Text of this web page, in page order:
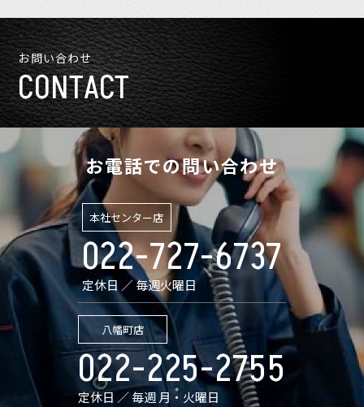
お問い合わせ
CONTACT
お電話での問い合わせ
本社センター店
022-727-6737
定休日 ／ 毎週火曜日
八幡町店
022-225-2755
定休日 ／ 毎週 月・火曜日